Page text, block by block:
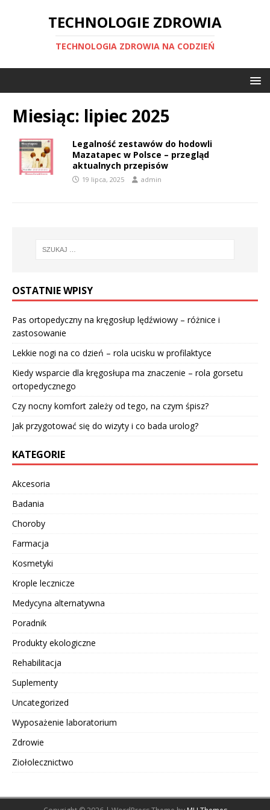
TECHNOLOGIE ZDROWIA
TECHNOLOGIA ZDROWIA NA CODZIEŃ
Miesiąc: lipiec 2025
Legalność zestawów do hodowli
Mazatapec w Polsce – przegląd
aktualnych przepisów
19 lipca, 2025 admin
OSTATNIE WPISY
Pas ortopedyczny na kręgosłup lędźwiowy – różnice i
zastosowanie
Lekkie nogi na co dzień – rola ucisku w profilaktyce
Kiedy wsparcie dla kręgosłupa ma znaczenie – rola gorsetu
ortopedycznego
Czy nocny komfort zależy od tego, na czym śpisz?
Jak przygotować się do wizyty i co bada urolog?
KATEGORIE
Akcesoria
Badania
Choroby
Farmacja
Kosmetyki
Krople lecznicze
Medycyna alternatywna
Poradnik
Produkty ekologiczne
Rehabilitacja
Suplementy
Uncategorized
Wyposażenie laboratorium
Zdrowie
Ziołolecznictwo